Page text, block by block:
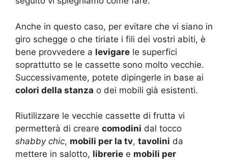
Anche in questo caso, per evitare che vi siano in
giro schegge o che tiriate i fili dei vostri abiti, è
bene provvedere a levigare le superfici
soprattutto se le cassette sono molto vecchie.
Successivamente, potete dipingerle in base ai
colori della stanza o dei mobili già esistenti.
Riutilizzare le vecchie cassette di frutta vi
permetterà di creare comodini dal tocco
shabby chic, mobili per la tv, tavolini da
mettere in salotto, librerie e mobili per